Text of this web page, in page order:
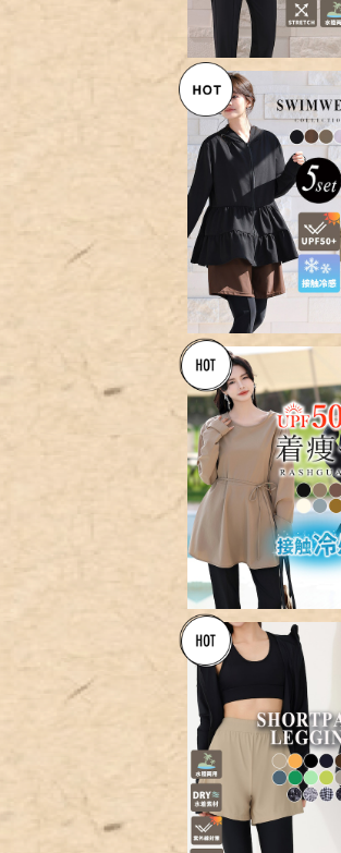
【宅配便】UVカッ
水着 体型カバー
シュガード 5点セ
3
【宅配便】ペプラム
ド＋スリットパン
【メール便】 ショ
型ラッシュレギン
ar-